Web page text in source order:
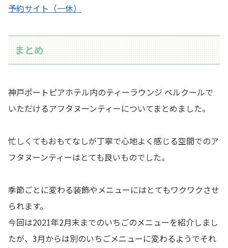
予約サイト（一休）
まとめ
神戸ポートピアホテル内のティーラウンジ ベルクールで
いただけるアフタヌーンティーについてまとめました。
忙しくてもおもてなしが丁寧で心地よく感じる空間でのア
フタヌーンティーはとても良いものでした。
季節ごとに変わる装飾やメニューにはとてもワクワクさせ
られます。
今回は2021年2月末までのいちごのメニューを紹介しまし
たが、3月からは別のいちごメニューに変わるようでそれ